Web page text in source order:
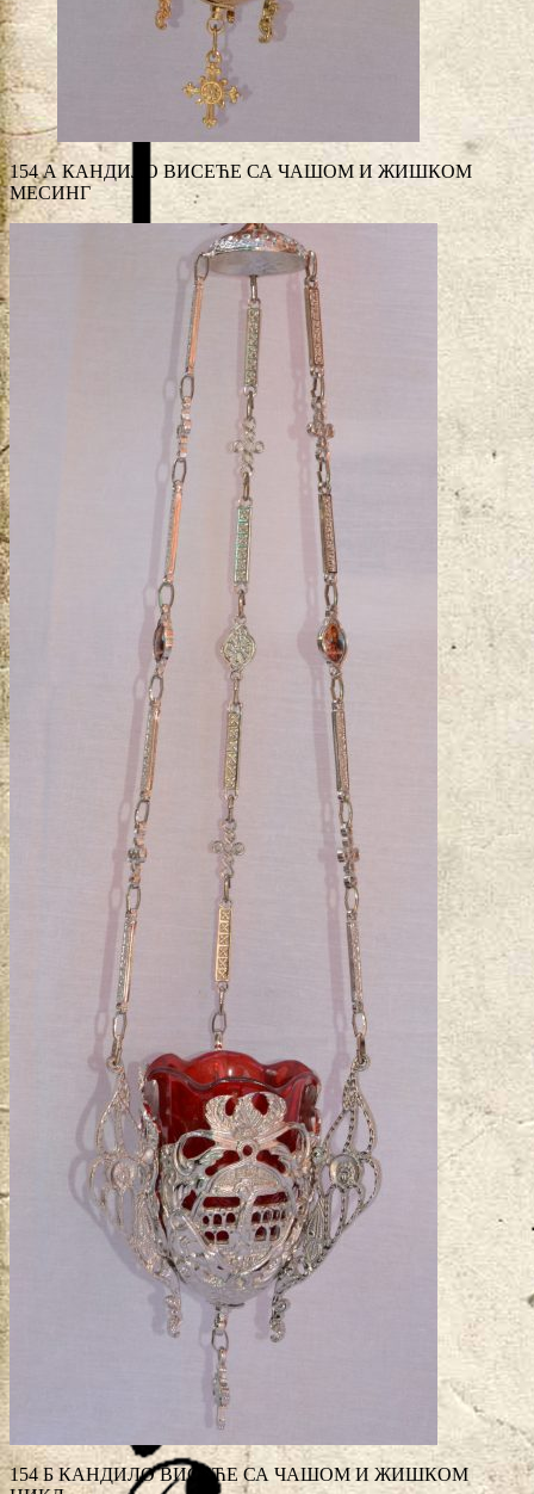
154 А КАНДИЛО ВИСЕЋЕ СА ЧАШОМ И ЖИШКОМ
МЕСИНГ
154 Б КАНДИЛО ВИСЕЋЕ СА ЧАШОМ И ЖИШКОМ